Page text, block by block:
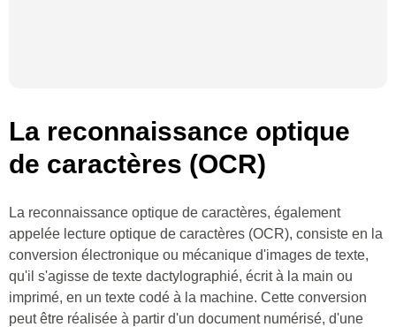
La reconnaissance optique
de caractères (OCR)
La reconnaissance optique de caractères, également
appelée lecture optique de caractères (OCR), consiste en la
conversion électronique ou mécanique d'images de texte,
qu'il s'agisse de texte dactylographié, écrit à la main ou
imprimé, en un texte codé à la machine. Cette conversion
peut être réalisée à partir d'un document numérisé, d'une